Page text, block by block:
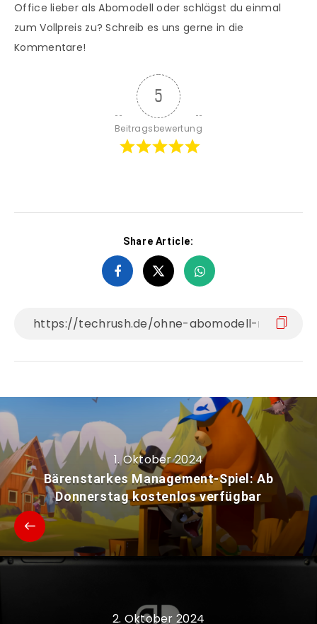
Office lieber als Abomodell oder schlägst du einmal
zum Vollpreis zu? Schreib es uns gerne in die
Kommentare!
5
Beitragsbewertung
Share Article:
1. Oktober 2024
Bärenstarkes Management-Spiel: Ab
Donnerstag kostenlos verfügbar
2. Oktober 2024